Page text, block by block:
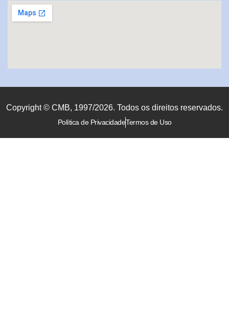
Copyright © CMB, 1997/2026. Todos os direitos reservados.
Política de PrivacidadeTermos de Uso